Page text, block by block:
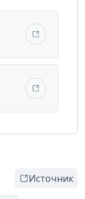
Источник